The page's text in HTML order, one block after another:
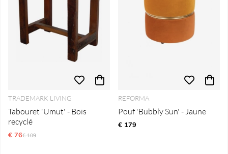
TRADEMARK LIVING
Tabouret 'Umut' - Bois
recyclé
€ 76Prix régulier:
€ 109
REFORMA
Pouf 'Bubbly Sun' - Jaune
€ 179